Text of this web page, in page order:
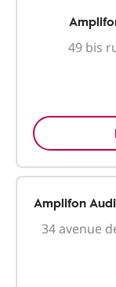
49 bis
Amplifon
34 avenue